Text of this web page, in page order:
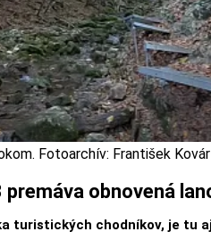
Fotoarchív: František Kovár
obnovená
turistických chodníkov, je tu